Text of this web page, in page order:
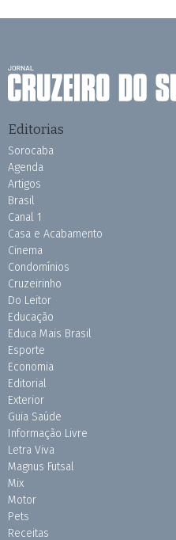
Editorias
Sorocaba
Agenda
Artigos
Brasil
Canal 1
Casa e Acabamento
Cinema
Condomínios
Cruzeirinho
Do Leitor
Educação
Educa Mais Brasil
Esporte
Economia
Editorial
Exterior
Guia Saúde
Informação Livre
Letra Viva
Magnus Futsal
Mix
Motor
Pets
Receitas